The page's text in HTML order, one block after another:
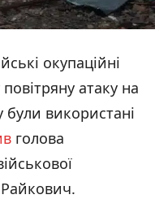
окупаційні
атаку на
використані
голова
Райкович.